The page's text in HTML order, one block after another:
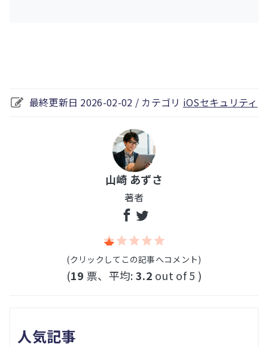
最終更新日 2026-02-02 / カテゴリ iOSセキュリティ
山崎 あずさ
著者
(クリックしてこの記事へコメント)
(19 票、平均:3.2 out of 5 )
人気記事